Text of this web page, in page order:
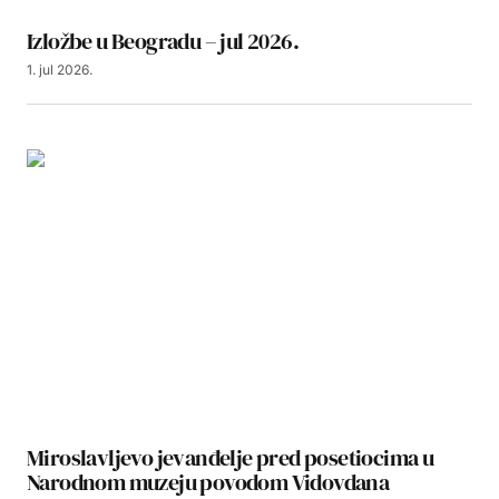
Izložbe u Beogradu – jul 2026.
1. jul 2026.
Miroslavljevo jevanđelje pred posetiocima u
Narodnom muzeju povodom Vidovdana